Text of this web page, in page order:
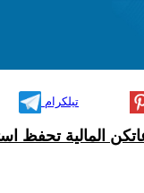
تيلكرام
المالية تحفظ